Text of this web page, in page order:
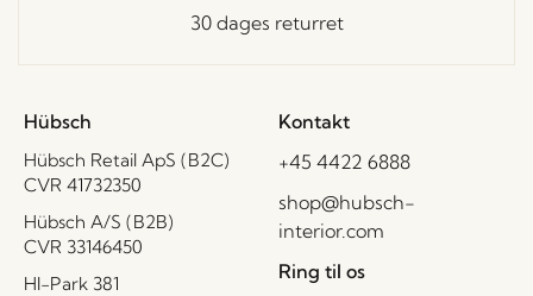
30 dages returret
Hübsch
Hübsch Retail ApS (B2C)
CVR 41732350
Hübsch A/S (B2B)
CVR 33146450
HI-Park 381
Kontakt
+45 4422 6888
shop@hubsch-
interior.com
Ring til os